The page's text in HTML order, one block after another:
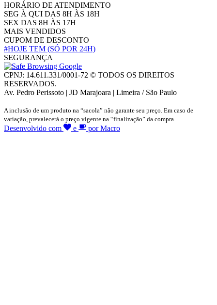
HORÁRIO DE ATENDIMENTO
SEG À QUI DAS 8H ÀS 18H
SEX DAS 8H ÀS 17H
MAIS VENDIDOS
CUPOM DE DESCONTO
#HOJE TEM (SÓ POR 24H)
SEGURANÇA
CPNJ: 14.611.331/0001-72 © TODOS OS DIREITOS
RESERVADOS.
Av. Pedro Perissoto | JD Marajoara | Limeira / São Paulo
A inclusão de um produto na “sacola” não garante seu preço. Em caso de
variação, prevalecerá o preço vigente na “finalização” da compra.
Desenvolvido com e por Macro